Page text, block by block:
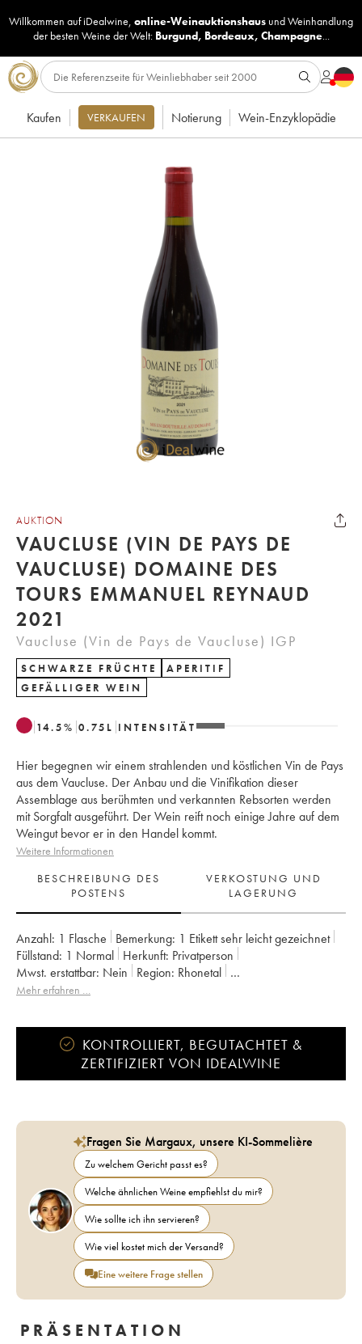
Willkommen auf iDealwine, online-Weinauktionshaus undWeinhandlung
der besten Weine der Welt: Burgund, Bordeaux, Champagne...
Kaufen VERKAUFEN Notierung Wein-Enzyklopädie
AUKTION
VAUCLUSE (VIN DE PAYS DE
VAUCLUSE) DOMAINE DES
TOURS EMMANUEL REYNAUD
2021
Vaucluse (Vin de Pays de Vaucluse) IGP
SCHWARZE FRÜCHTE
APERITIF
GEFÄLLIGER WEIN
14.5% 0.75 L INTENSITÄT
Hier begegnen wir einem strahlenden und köstlichen Vin de Pays
aus dem Vaucluse. Der Anbau und die Vinifikation dieser
Assemblage aus berühmten und verkannten Rebsorten werden
mit Sorgfalt ausgeführt. Der Wein reift noch einige Jahre auf dem
Weingut bevor er in den Handel kommt.
Weitere Informationen
BESCHREIBUNG DES
POSTENS
VERKOSTUNG UND
LAGERUNG
Anzahl: 1 Flasche Bemerkung: 1 Etikett sehr leicht gezeichnet
Füllstand: 1 Normal Herkunft:
privatperson
Mwst. erstattbar:
nein Region:
Rhonetal
Appellation:
Vaucluse (Vin de Pays de Vaucluse)
Mehr erfahren …
KONTROLLIERT, BEGUTACHTET &
ZERTIFIZIERT VON IDEALWINE
Fragen Sie Margaux, unsere KI-Sommelière
Zu welchem Gericht passt es?
Welche ähnlichen Weine empfiehlst du mir?
Wie sollte ich ihn servieren?
Wie viel kostet mich der Versand?
Eine weitere Frage stellen
PRÄSENTATION